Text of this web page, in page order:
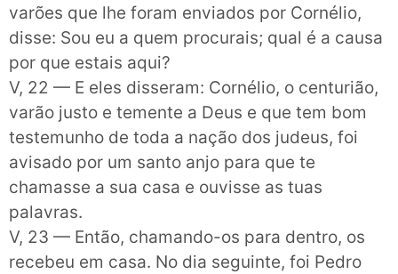
varões que lhe foram enviados por Cornélio,
disse: Sou eu a quem procurais; qual é a causa
por que estais aqui?
V, 22 — E eles disseram: Cornélio, o centurião,
varão justo e temente a Deus e que tem bom
testemunho de toda a nação dos judeus, foi
avisado por um santo anjo para que te
chamasse a sua casa e ouvisse as tuas
palavras.
V, 23 — Então, chamando-os para dentro, os
recebeu em casa. No dia seguinte, foi Pedro